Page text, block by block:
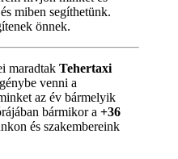
miben segíthetünk.
önnek.
maradtak Tehertaxi
venni a
az év bármelyik
bármikor a +36
és szakembereink